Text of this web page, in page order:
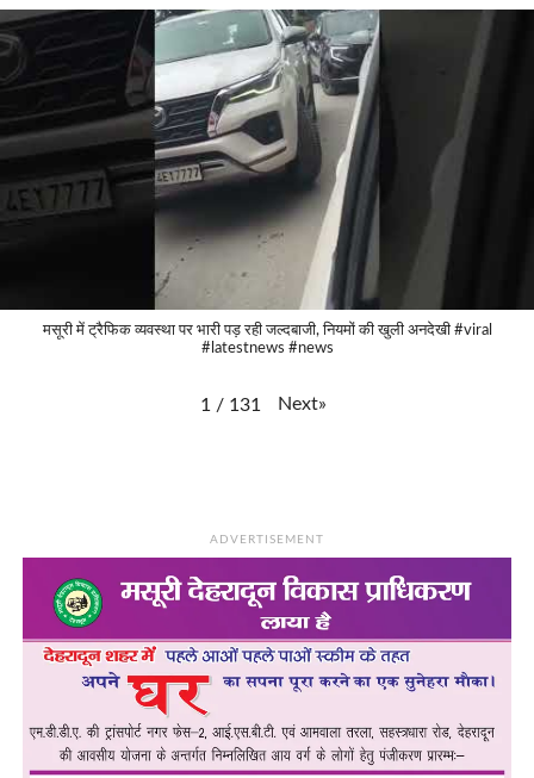
मसूरी में ट्रैफिक व्यवस्था पर भारी पड़ रही जल्दबाजी, नियमों की खुली अनदेखी #viral
#latestnews #news
1 / 131 Next»
ADVERTISEMENT